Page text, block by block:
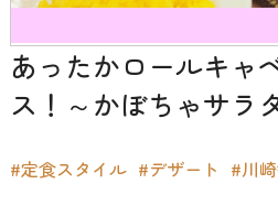
あったかロールキャ
ス！～かぼちゃサラ
#定食スタイル #デザート #川